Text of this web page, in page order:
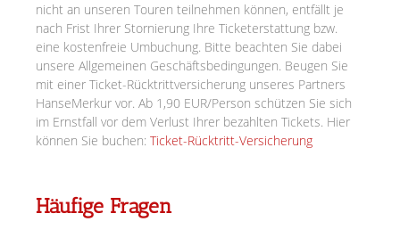
nicht an unseren Touren teilnehmen können, entfällt je
nach Frist Ihrer Stornierung Ihre Ticketerstattung bzw.
eine kostenfreie Umbuchung. Bitte beachten Sie dabei
unsere Allgemeinen Geschäftsbedingungen. Beugen Sie
mit einer Ticket-Rücktrittversicherung unseres Partners
HanseMerkur vor. Ab 1,90 EUR/Person schützen Sie sich
im Ernstfall vor dem Verlust Ihrer bezahlten Tickets. Hier
können Sie buchen: Ticket-Rücktritt-Versicherung
Häufige Fragen